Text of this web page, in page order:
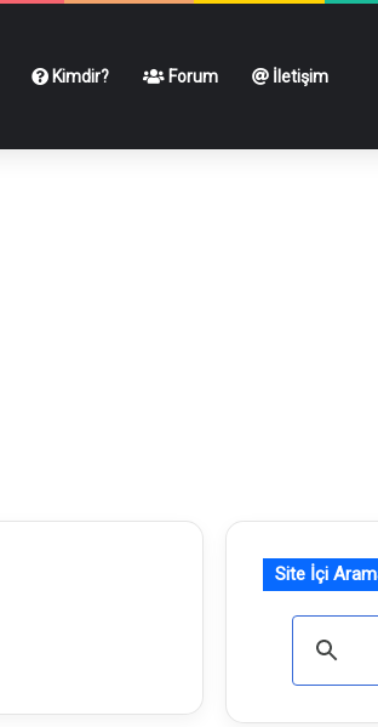
Kimdir? Forum İletişim
Site İçi